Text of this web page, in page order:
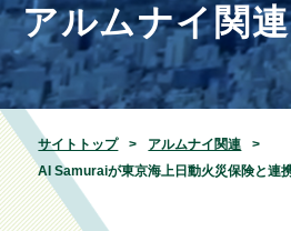
アルムナイ関連
サイトトップ
アルムナイ関連